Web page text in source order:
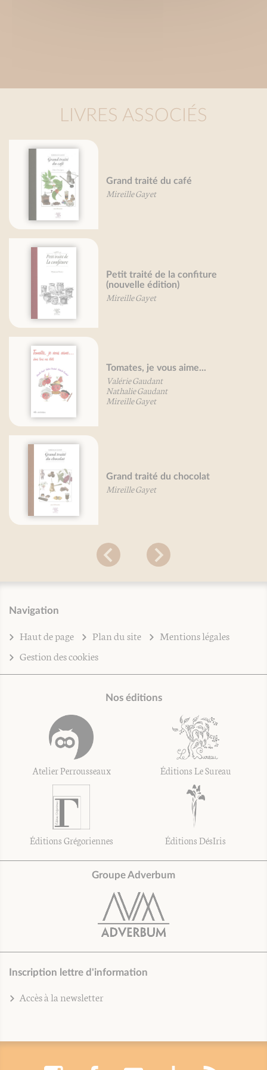
LIVRES ASSOCIÉS
Grand traité du café
Mireille Gayet
Petit traité de la confiture
(nouvelle édition)
Mireille Gayet
Tomates, je vous aime...
Valérie Gaudant
Nathalie Gaudant
Mireille Gayet
Grand traité du chocolat
Mireille Gayet
Navigation
Haut de page Plan du site
Mentions légales
Gestion des cookies
Nos éditions
Atelier Perrousseaux Éditions Le Sureau
Éditions Grégoriennes Éditions DésIris
Groupe Adverbum
Inscription lettre d'information
Accès à la newsletter